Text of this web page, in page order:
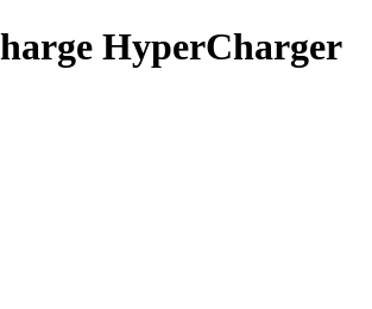
HyperCharger